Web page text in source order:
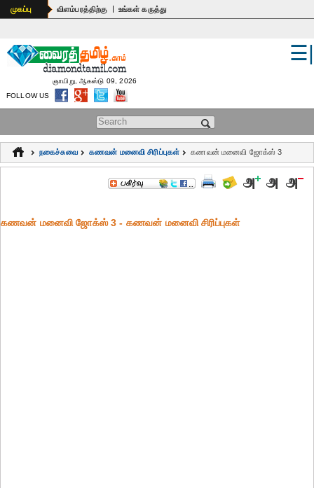
உலகம்
பொதுஅறிவு
கல்வி
ஆன்மிகம்
மருத்துவம்
முகப்பு விளம்பரத்திற்கு | உங்கள் கருத்து
Search form
☰|
ஞாயிறு, ஆகஸ்டு 09, 2026
FOLLOW US
நகைச்சுவை கணவன் மனைவி சிரிப்புகள் கணவன் மனைவி ஜோக்ஸ் 3
கணவன் மனைவி ஜோக்ஸ் 3 - கணவன் மனைவி சிரிப்புகள்